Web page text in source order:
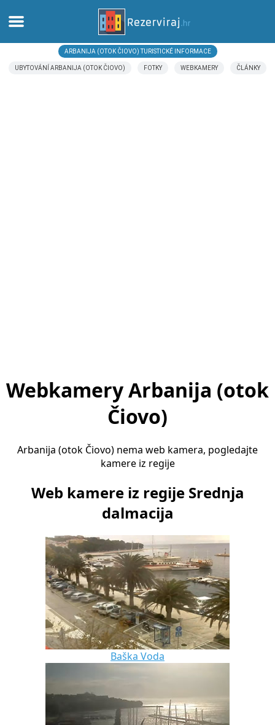
ARBANIJA (OTOK ČIOVO) TURISTICKÉ INFORMACE
UBYTOVÁNÍ ARBANIJA (OTOK ČIOVO) FOTKY WEBKAMERY ČLÁNKY
Webkamery Arbanija (otok
Čiovo)
Arbanija (otok Čiovo) nema web kamera, pogledajte
kamere iz regije
Web kamere iz regije Srednja
dalmacija
Baška Voda